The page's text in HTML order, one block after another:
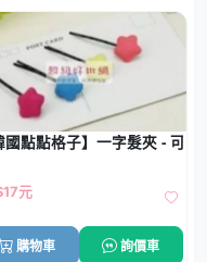
國點點格子】一字髮夾 - 可
元
購物車 詢價車